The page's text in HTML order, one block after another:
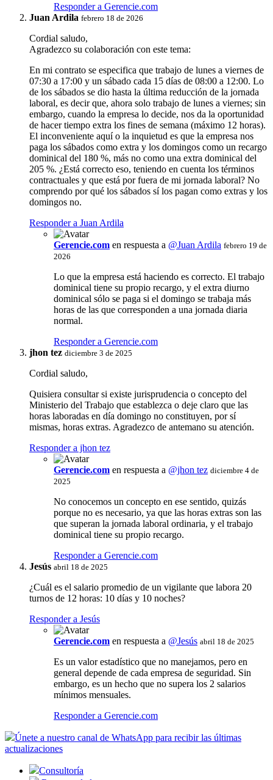
Responder a Gerencie.com
Juan Ardila febrero 18 de 2026
Cordial saludo,
Agradezco su colaboración con este tema:
En mi contrato se especifica que trabajo de lunes a viernes de
07:30 a 17:00 y un sábado cada 15 días de 08:00 a 12:00. Lo
de los sábados se dio hasta la última reducción de la jornada
laboral, es decir que, ahora solo trabajo de lunes a viernes; sin
embargo, cuando la empresa lo decide, nos da la oportunidad
de hacer tiempo extra los fines de semana (máximo 12 horas).
El inconveniente aquí o la inquietud es que la empresa nos
paga los sábados como extra y los domingos como un recargo
dominical del 180 %, más no como una extra dominical del
205 %. ¿Está correcto eso, teniendo en cuenta los términos
contractuales y que está por fuera de mi jornada laboral? No
comprendo por qué los sábados sí los pagan como extras y los
domingos no.
Responder a Juan Ardila
Gerencie.com en respuesta a @Juan Ardila febrero 19 de
2026
Lo que la empresa está haciendo es correcto. El trabajo
dominical tiene su propio recargo, y el extra diurno
dominical sólo se paga si el domingo se trabaja más
horas de las que corresponden a una jornada diaria
normal.
Responder a Gerencie.com
jhon tez diciembre 3 de 2025
Cordial saludo,
Quisiera consultar si existe jurisprudencia o concepto del
Ministerio del Trabajo que establezca o deje claro que las
horas laboradas en día domingo no constituyen, por sí
mismas, horas extras. Agradezco de antemano su atención.
Responder a jhon tez
Gerencie.com en respuesta a @jhon tez diciembre 4 de
2025
No conocemos un concepto en ese sentido, quizás
porque no es necesario, ya que las horas extras son las
que superan la jornada laboral ordinaria, y el trabajo
dominical tiene su propio recargo.
Responder a Gerencie.com
Jesús abril 18 de 2025
¿Cuál es el salario promedio de un vigilante que labora 20
turnos de 12 horas: 10 días y 10 noches?
Responder a Jesús
Gerencie.com en respuesta a @Jesús abril 18 de 2025
Es un valor estadístico que no manejamos, pero en
general depende de cada empresa de seguridad. Sin
embargo, es un hecho que no supera los 2 salarios
mínimos mensuales.
Responder a Gerencie.com
Únete a nuestro canal de WhatsApp para recibir las últimas
actualizaciones
Consultoría